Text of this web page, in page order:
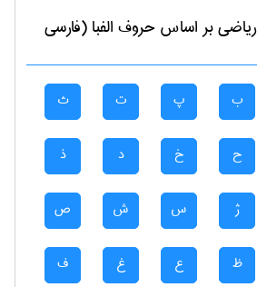
رياضیبر اساس حروف الفبا (فارسی
ب پ ت ث
ح خ د ذ
ژ س ش ص
ظ ع غ ف